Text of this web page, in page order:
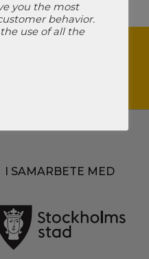
I SAMARBETE MED
you the most
behavior.
use of all the